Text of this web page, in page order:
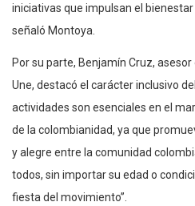
iniciativas que impulsan el
señaló Montoya.
Por su parte, Benjamín Cruz,
Une, destacó el carácter inclusivo
actividades son esenciales en el
de la colombianidad, ya que
y alegre entre la comunidad
todos, sin importar su edad o
fiesta del movimiento”.